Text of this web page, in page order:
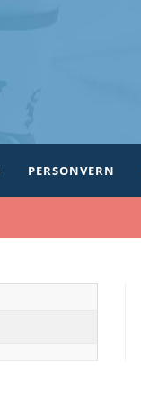
PERSONVERN